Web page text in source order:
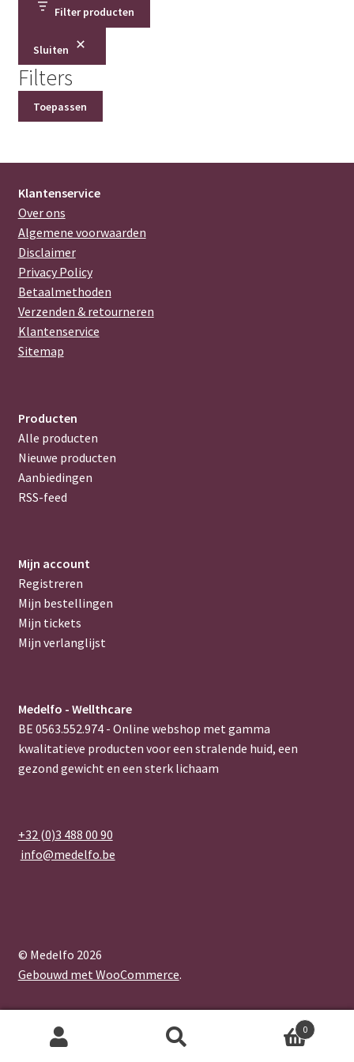
Filter producten
Sluiten
Filters
Toepassen
Klantenservice
Over ons
Algemene voorwaarden
Disclaimer
Privacy Policy
Betaalmethoden
Verzenden & retourneren
Klantenservice
Sitemap
Producten
Alle producten
Nieuwe producten
Aanbiedingen
RSS-feed
Mijn account
Registreren
Mijn bestellingen
Mijn tickets
Mijn verlanglijst
Medelfo - Wellthcare
BE 0563.552.974 - Online webshop met gamma
kwalitatieve producten voor een stralende huid, een
gezond gewicht en een sterk lichaam
+32 (0)3 488 00 90
info@medelfo.be
© Medelfo 2026
Gebouwd met WooCommerce.
0